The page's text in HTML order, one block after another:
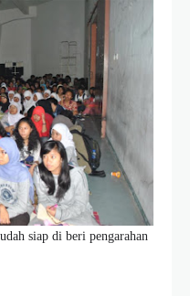
siap di beri pengarahan